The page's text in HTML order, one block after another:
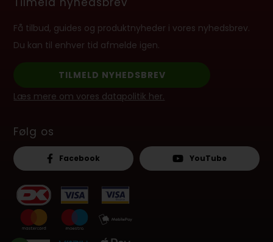
Få tilbud, guides og produktnyheder i vores nyhedsbrev.
Du kan til enhver tid afmelde igen.
TILMELD NYHEDSBREV
Læs mere om vores datapolitik her.
Følg os
Facebook YouTube